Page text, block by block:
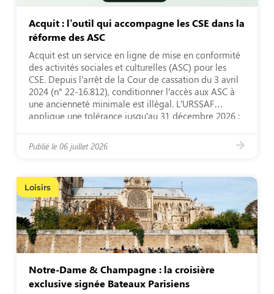
Acquit : l’outil qui accompagne les CSE dans la
réforme des ASC
Acquit est un service en ligne de mise en conformité
des activités sociales et culturelles (ASC) pour les
CSE. Depuis l’arrêt de la Cour de cassation du 3 avril
2024 (n° 22-16.812), conditionner l’accès aux ASC à
une ancienneté minimale est illégal. L’URSSAF
applique une tolérance jusqu’au 31 décembre 2026 :
Publié le 06 juillet 2026
Loisirs
Notre-Dame & Champagne : la croisière
exclusive signée Bateaux Parisiens